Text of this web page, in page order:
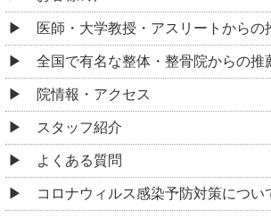
医師・大学教授・アスリートからの
全国で有名な整体・整骨院からの推
院情報・アクセス
スタッフ紹介
よくある質問
コロナウィルス感染予防対策につい